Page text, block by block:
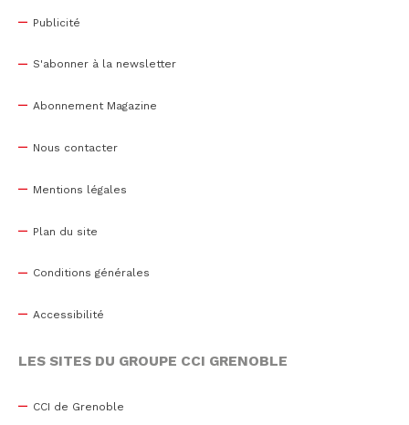
Publicité
S'abonner à la newsletter
Abonnement Magazine
Nous contacter
Mentions légales
Plan du site
Conditions générales
Accessibilité
LES SITES DU GROUPE CCI GRENOBLE
CCI de Grenoble